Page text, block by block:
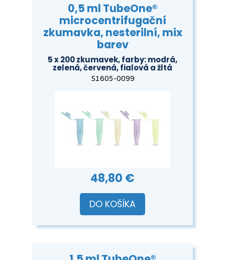
0,5 ml TubeOne®
microcentrifugační
zkumavka, nesterilní, mix
barev
5 x 200 zkumavek, farby: modrá,
zelená, červená, fialová a žltá
S1605-0099
48,80 €
DO KOŠÍKA